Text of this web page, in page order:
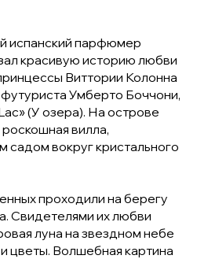
испанский парфюмер
красивую историю любви
Виттории Колонна
Умберто Боччони,
(У озера). На острове
вилла,
вокруг кристального
проходили на берегу
Свидетелями их любви
луна на звездном небе
цветы. Волшебная картина